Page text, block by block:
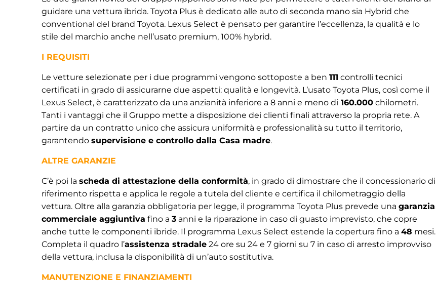
guidare una vettura ibrida. Toyota Plus è dedicato alle auto di seconda mano sia Hybrid che
conventional del brand Toyota. Lexus Select è pensato per garantire l’eccellenza, la qualità e lo
stile del marchio anche nell’usato premium, 100% hybrid.
I REQUISITI
Le vetture selezionate per i due programmi vengono sottoposte a ben 111 controlli tecnici
certificati in grado di assicurarne due aspetti: qualità e longevità. L’usato Toyota Plus, così come il
Lexus Select, è caratterizzato da una anzianità inferiore a 8 anni e meno di 160.000 chilometri.
Tanti i vantaggi che il Gruppo mette a disposizione dei clienti finali attraverso la propria rete. A
partire da un contratto unico che assicura uniformità e professionalità su tutto il territorio,
garantendo supervisione e controllo dalla Casa madre.
ALTRE GARANZIE
C’è poi la scheda di attestazione della conformità, in grado di dimostrare che il concessionario di
riferimento rispetta e applica le regole a tutela del cliente e certifica il chilometraggio della
vettura. Oltre alla garanzia obbligatoria per legge, il programma Toyota Plus prevede una garanzia
commerciale aggiuntiva fino a 3 anni e la riparazione in caso di guasto imprevisto, che copre
anche tutte le componenti ibride. Il programma Lexus Select estende la copertura fino a 48 mesi.
Completa il quadro l’assistenza stradale 24 ore su 24 e 7 giorni su 7 in caso di arresto improvviso
della vettura, inclusa la disponibilità di un’auto sostitutiva.
MANUTENZIONE E FINANZIAMENTI